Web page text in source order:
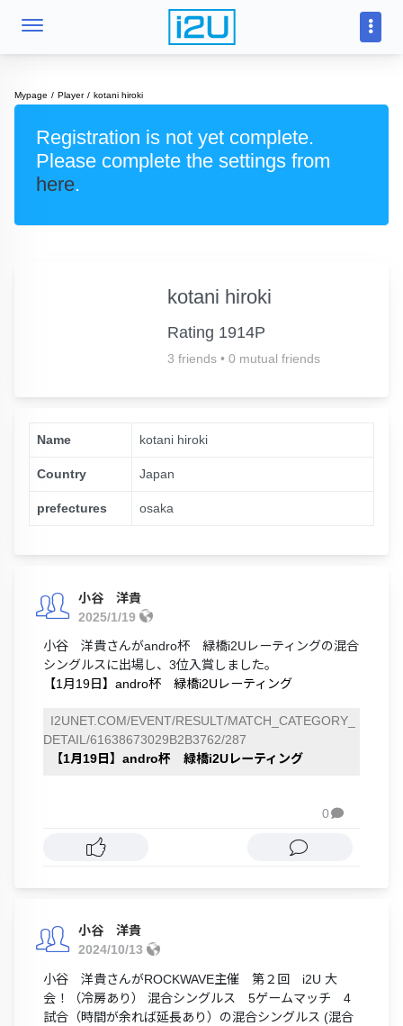
Mypage Player kotani hiroki
Registration is not yet complete.
Please complete the settings from
here.
kotani hiroki
Rating 1914P
3 friends • 0 mutual friends
Name kotani hiroki
Country Japan
prefectures osaka
小谷 洋貴
2025/1/19
小谷 洋貴さんがandro杯 緑橋i2Uレーティングの混合
シングルスに出場し、3位入賞しました。
【1月19日】andro杯 緑橋i2Uレーティング
I2UNET.COM/EVENT/RESULT/MATCH_CATEGORY_
DETAIL/61638673029B2B3762/287
【1月19日】andro杯 緑橋i2Uレーティング
0
小谷 洋貴
2024/10/13
小谷 洋貴さんがROCKWAVE主催 第２回 i2U 大
会！（冷房あり） 混合シングルス 5ゲームマッチ 4
試合（時間が余れば延長あり）の混合シングルス (混合